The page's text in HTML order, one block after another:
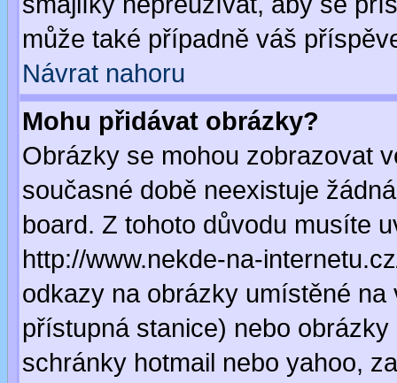
může také případně váš
Návrat nahoru
Mohu přidávat obrázky?
Obrázky se mohou zobrazovat
současné době neexistuje
board. Z tohoto důvodu musíte
http://www.nekde-na-
odkazy na obrázky umístěné
přístupná stanice) nebo
schránky hotmail nebo yahoo,